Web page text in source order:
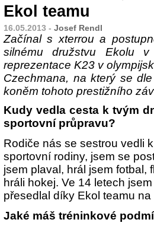
Ekol teamu
16.05.2013 - Josef Rendl
Začínal s xterrou a
silnému družstvu Ekolu
reprezentace K23 v
Czechmana, na který se
koněm tohoto prestižního
Kudy vedla cesta k tvým
sportovní průpravu?
Rodiče nás se sestrou vedli
sportovní rodiny, jsem se
jsem plaval, hrál jsem fotbal,
hráli hokej. Ve 14 letech
přesedlal díky Ekol teamu na
Jaké máš tréninkové